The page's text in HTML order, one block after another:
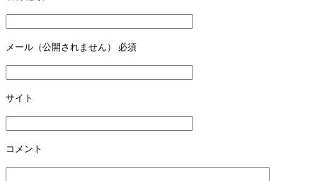
ゲ
ー
シ
ョ
ン
メール（公開されません） 必須
サイト
コメント